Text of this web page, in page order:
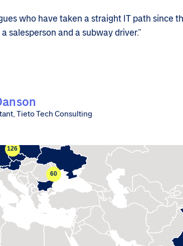
who have taken a straight IT path since
salesperson and a subway driver.”
Tieto Tech Consulting